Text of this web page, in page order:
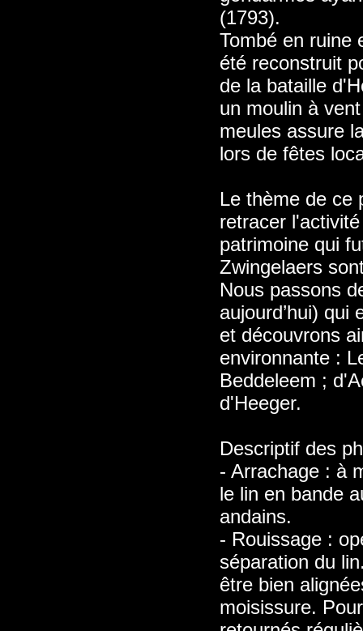
(1793).
Tombé en ruine
été reconstruit
de la bataille
un moulin à
meules assure
lors de fêtes
Le thème de ce
retracer
patrimoine qui
Zwingelaers
Nous passons
aujourd’hui) qui
et découvrons
environnante :
Beddeleem ;
d'Heeger.
Descriptif des
- Arrachage : à
le lin en bande
andains.
- Rouissage :
séparation du
être bien
moisissure.